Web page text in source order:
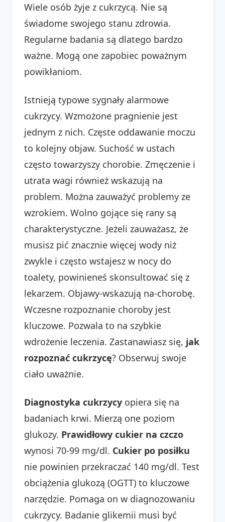
Wiele osób żyje z cukrzycą. Nie są
świadome swojego stanu zdrowia.
Regularne badania są dlatego bardzo
ważne. Mogą one zapobiec poważnym
powikłaniom.
Istnieją typowe sygnały alarmowe
cukrzycy. Wzmożone pragnienie jest
jednym z nich. Częste oddawanie moczu
to kolejny objaw. Suchość w ustach
często towarzyszy chorobie. Zmęczenie i
utrata wagi również wskazują na
problem. Można zauważyć problemy ze
wzrokiem. Wolno gojące się rany są
charakterystyczne. Jeżeli zauważasz, że
musisz pić znacznie więcej wody niż
zwykle i często wstajesz w nocy do
toalety, powinieneś skonsultować się z
lekarzem. Objawy-wskazują na-chorobę.
Wczesne rozpoznanie choroby jest
kluczowe. Pozwala to na szybkie
wdrożenie leczenia. Zastanawiasz się, jak
rozpoznać cukrzycę? Obserwuj swoje
ciało uważnie.
Diagnostyka cukrzycy opiera się na
badaniach krwi. Mierzą one poziom
glukozy. Prawidłowy cukier na czczo
wynosi 70-99 mg/dl. Cukier po posiłku
nie powinien przekraczać 140 mg/dl. Test
obciążenia glukozą (OGTT) to kluczowe
narzędzie. Pomaga on w diagnozowaniu
cukrzycy. Badanie glikemii musi być